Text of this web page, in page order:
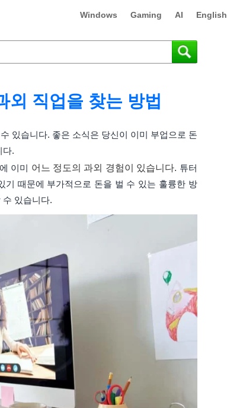
Windows Gaming AI English
외 직업을 찾는 방법
있습니다. 좋은 소식은 당신이 이미 부업으로 돈
다.
이미 어느 정도의 과외 경험이 있습니다. 튜터
기 때문에 부가적으로 돈을 벌 수 있는 훌륭한 방
있습니다.